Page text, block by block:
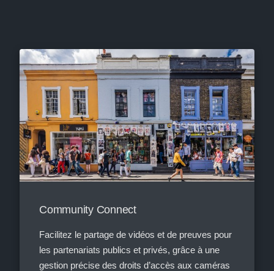
Community Connect
Facilitez le partage de vidéos et de preuves pour
les partenariats publics et privés, grâce à une
gestion précise des droits d’accès aux caméras